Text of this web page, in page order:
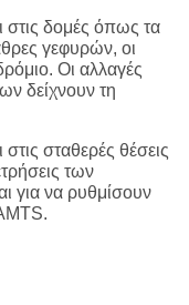
στις δομές όπως τα
γεφυρών, οι
Οι αλλαγές
δείχνουν τη
στις σταθερές θέσεις
των
για να ρυθμίσουν